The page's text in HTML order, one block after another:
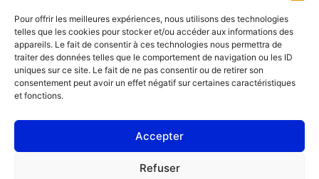
Pour offrir les meilleures expériences, nous utilisons des technologies
telles que les cookies pour stocker et/ou accéder aux informations des
appareils. Le fait de consentir à ces technologies nous permettra de
traiter des données telles que le comportement de navigation ou les ID
uniques sur ce site. Le fait de ne pas consentir ou de retirer son
consentement peut avoir un effet négatif sur certaines caractéristiques
et fonctions.
Accepter
Refuser